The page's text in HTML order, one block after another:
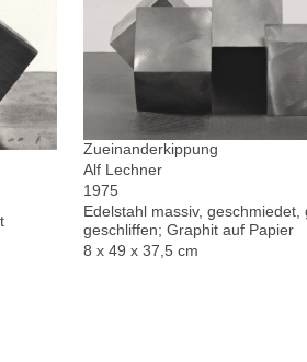
Zueinanderkippung
Alf Lechner
1975
Edelstahl massiv, geschmiedet,
geschliffen; Graphit auf Papier
8 x 49 x 37,5 cm